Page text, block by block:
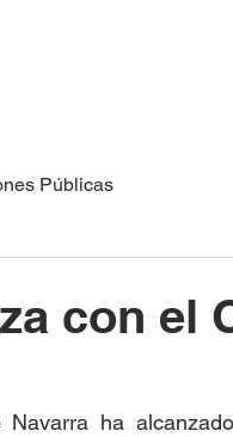
Públicas
con el
ha